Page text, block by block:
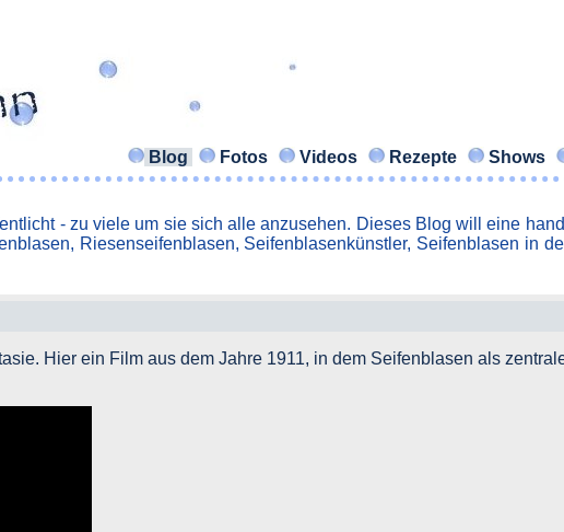
Blog Fotos Videos Rezepte Shows
- zu viele um sie sich alle anzusehen. Dieses Blog will eine
Riesenseifenblasen, Seifenblasenkünstler, Seifenblasen in
Hier ein Film aus dem Jahre 1911, in dem Seifenblasen als